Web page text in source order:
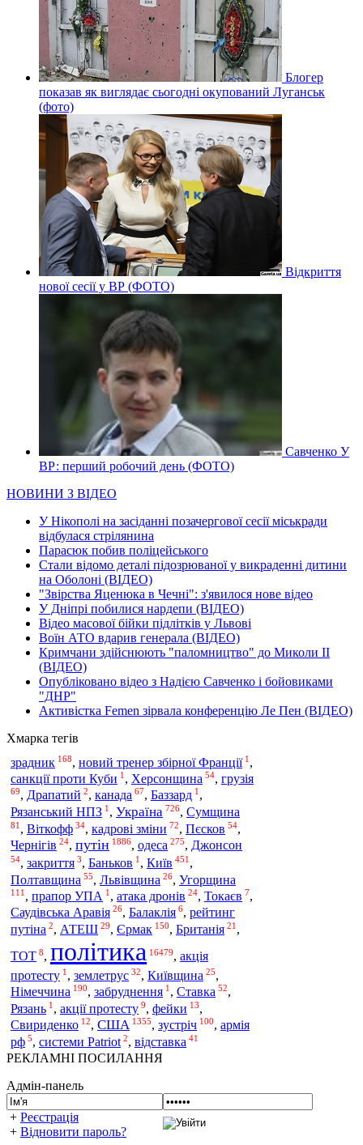
Блогер
показав як виглядає сьогодні окупований Луганськ
(фото)
Відкриття
нової сесії у ВР (ФОТО)
Савченко У
ВР: перший робочий день (ФОТО)
НОВИНИ З ВІДЕО
У Нікополі на засіданні позачергової сесії міськради
відбулася стрілянина
Парасюк побив поліцейського
Стали відомо деталі підозрюваної у викраденні дитини
на Оболоні (ВІДЕО)
"Звірства Яценюка в Чечні": з'явилося нове відео
У Дніпрі побилися нардепи (ВІДЕО)
Відео масової бійки підлітків у Львові
Воїн АТО вдарив генерала (ВІДЕО)
Кримчани здійснюють "паломництво" до Миколи ІІ
(ВІДЕО)
Опубліковано відео з Надією Савченко і бойовиками
"ДНР"
Активістка Femen зірвала конференцію Ле Пен (ВІДЕО)
Хмарка тегів
зрадник 168, новий тренер збірної Франції 1 ,
санкції проти Куби 1 , Херсонщина 54, грузія
69, Драпатий 2, канада 67, Баззард 1 ,
Рязанський НПЗ 1 , Україна 726, Сумщина
81 , Віткофф 34, кадрові зміни 72, Пєсков 54,
Чернігів 24, путін 1886, одеса 275, Джонсон
54, закриття 3, Баньков 1 , Київ 451 ,
Полтавщина 55, Львівщина 26, Угорщина
111 , прапор УПА 1 , атака дронів 24, Токаєв 7,
Саудівська Аравія 26, Балаклія 6, рейтинг
путіна 2, АТЕШ 29, Єрмак 150, Британія 21 ,
ТОТ 8, політика 16479, акція
протесту 1 , землетрус 32, Київщина 25,
Німеччина 190, забруднення 1, Ставка 52,
Рязань 1 , акції протесту 9, фейки 13,
Свириденко 12, США 1355, зустріч 100, армія
рф 5, системи Patriot 2, відставка 41
РЕКЛАМНІ ПОСИЛАННЯ
Адмін-панель
+ Реєстрація
+ Відновити пароль?